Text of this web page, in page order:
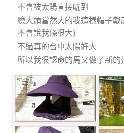
不會被太陽直接曬到
臉大頭當然大的我這樣帽子戴
不會說我條很大)
不過真的台中太陽好大
所以我很認命的馬又做了新的